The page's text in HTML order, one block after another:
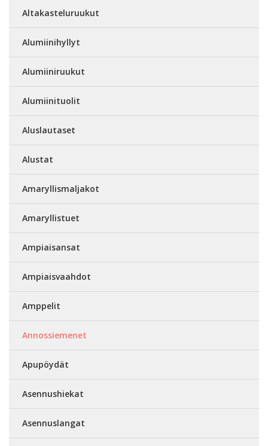
Altakasteluruukut
Alumiinihyllyt
Alumiiniruukut
Alumiinituolit
Aluslautaset
Alustat
Amaryllismaljakot
Amaryllistuet
Ampiaisansat
Ampiaisvaahdot
Amppelit
Annossiemenet
Apupöydät
Asennushiekat
Asennuslangat